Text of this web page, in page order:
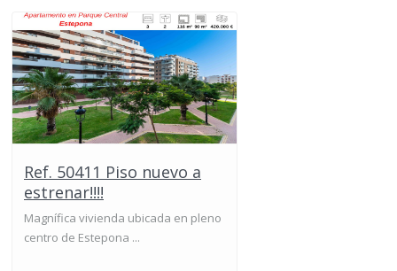
Ref. 50411 Piso nuevo a
estrenar!!!!
Magnífica vivienda ubicada en pleno
centro de Estepona ...